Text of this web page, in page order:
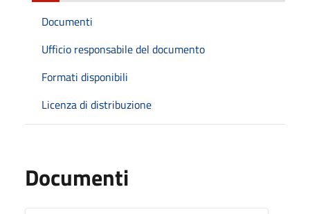
Documenti
Ufficio responsabile del documento
Formati disponibili
Licenza di distribuzione
Documenti